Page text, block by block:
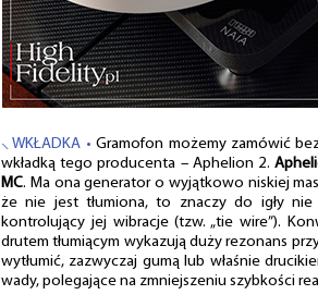
⸜ WKŁADKA • Gramofon możemy zamówić
wkładką tego producenta – Aphelion 2.
MC. Ma ona generator o wyjątkowo niskiej
że nie jest tłumiona, to znaczy do igły nie
kontrolujący jej wibracje (tzw. „tie wire”).
drutem tłumiącym wykazują duży rezonans
wytłumić, zazwyczaj gumą lub właśnie
wady, polegające na zmniejszeniu szybkości